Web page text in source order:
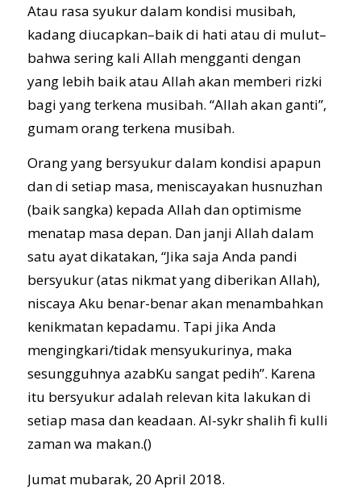
Atau rasa syukur dalam kondisi musibah,
kadang diucapkan–baik di hati atau di mulut–
bahwa sering kali Allah mengganti dengan
yang lebih baik atau Allah akan memberi rizki
bagi yang terkena musibah. “Allah akan ganti”,
gumam orang terkena musibah.
Orang yang bersyukur dalam kondisi apapun
dan di setiap masa, meniscayakan husnuzhan
(baik sangka) kepada Allah dan optimisme
menatap masa depan. Dan janji Allah dalam
satu ayat dikatakan, “Jika saja Anda pandi
bersyukur (atas nikmat yang diberikan Allah),
niscaya Aku benar-benar akan menambahkan
kenikmatan kepadamu. Tapi jika Anda
mengingkari/tidak mensyukurinya, maka
sesungguhnya azabKu sangat pedih”. Karena
itu bersyukur adalah relevan kita lakukan di
setiap masa dan keadaan. Al-sykr shalih fi kulli
zaman wa makan.()
Jumat mubarak, 20 April 2018.